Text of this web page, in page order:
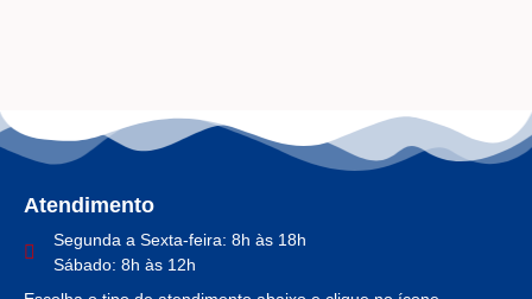
Atendimento
Segunda a Sexta-feira: 8h às 18h
Sábado: 8h às 12h